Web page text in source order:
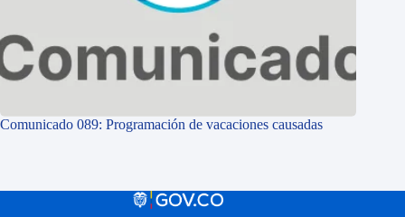
Comunicado 089: Programación de vacaciones causadas